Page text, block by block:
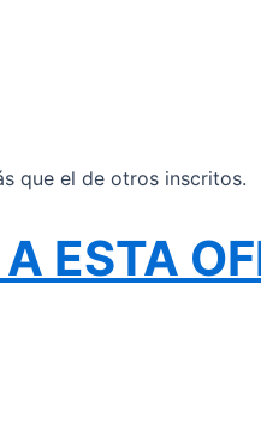
que el de otros inscritos.
ESTA